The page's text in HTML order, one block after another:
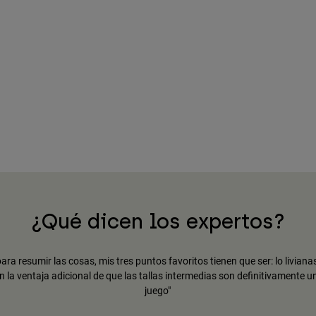
¿Qué dicen los expertos?
resumir las cosas, mis tres puntos favoritos tienen que ser: lo
la ventaja adicional de que las tallas intermedias son definitivamente
juego"